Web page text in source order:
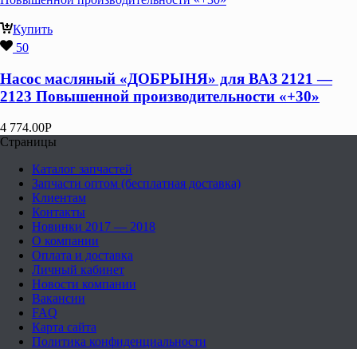
Купить
50
Насос масляный «ДОБРЫНЯ» для ВАЗ 2121 —
2123 Повышенной производительности «+30»
4 774.00Р
Страницы
Каталог запчастей
Запчасти оптом (бесплатная доставка)
Клиентам
Контакты
Новинки 2017 — 2018
О компании
Оплата и доставка
Личный кабинет
Новости компании
Вакансии
FAQ
Карта сайта
Политика конфиденциальности